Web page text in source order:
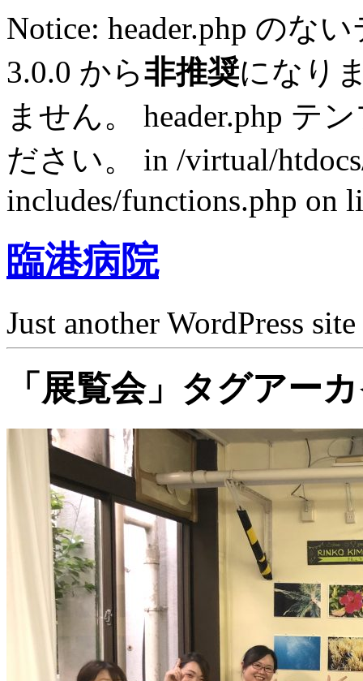
Notice: header.php のな
3.0.0 から非推奨になり
ません。 header.php テ
ださい。 in /virtual/
includes/functions.php on
臨港病院
Just another WordPress site
「展覧会」タグアー